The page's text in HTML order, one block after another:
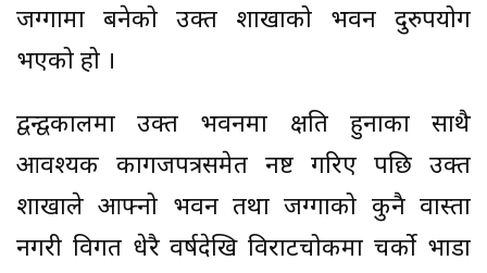
जग्गामा बनेको उक्त शाखाको भवन दुरुपयोग
भएको हो ।
द्वन्द्वकालमा उक्त भवनमा क्षति हुनाका साथै
आवश्यक कागजपत्रसमेत नष्ट गरिए पछि उक्त
शाखाले आफ्नो भवन तथा जग्गाको कुनै वास्ता
नगरी विगत धेरै वर्षदेखि विराटचोकमा चर्को भाडा